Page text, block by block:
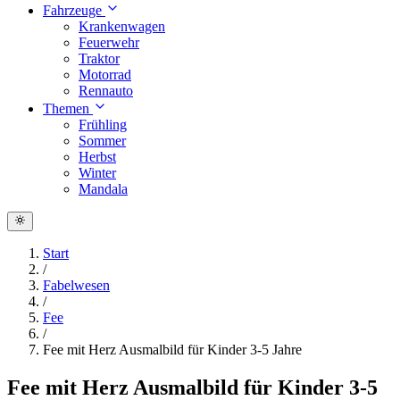
Fahrzeuge
Krankenwagen
Feuerwehr
Traktor
Motorrad
Rennauto
Themen
Frühling
Sommer
Herbst
Winter
Mandala
Start
/
Fabelwesen
/
Fee
/
Fee mit Herz Ausmalbild für Kinder 3-5 Jahre
Fee mit Herz Ausmalbild für Kinder 3-5